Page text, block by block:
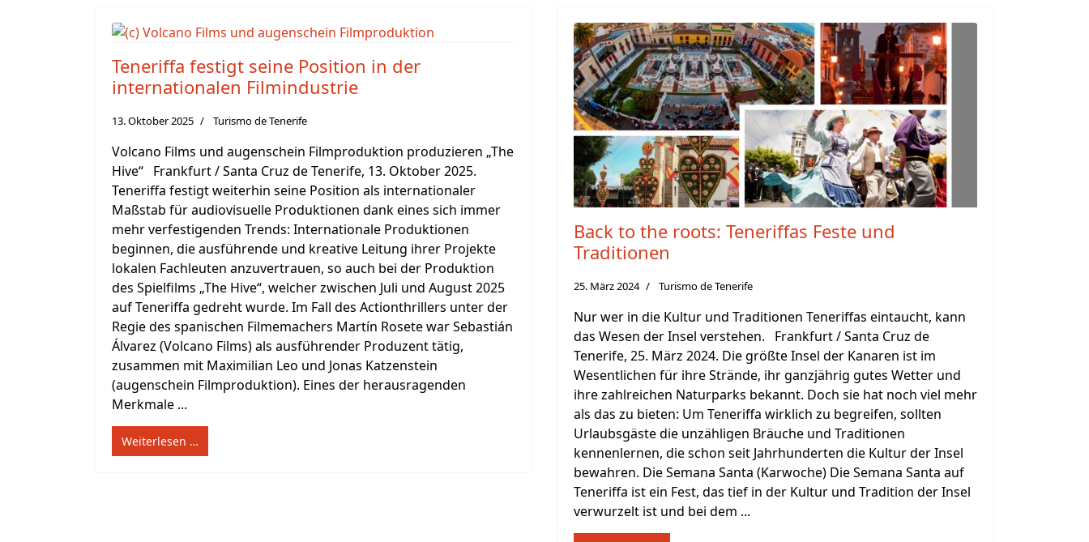
Teneriffa festigt seine Position in der
internationalen Filmindustrie
13. Oktober 2025 Turismo de Tenerife
Volcano Films und augenschein Filmproduktion produzieren „The
Hive“ Frankfurt / Santa Cruz de Tenerife, 13. Oktober 2025.
Teneriffa festigt weiterhin seine Position als internationaler
Maßstab für audiovisuelle Produktionen dank eines sich immer
mehr verfestigenden Trends: Internationale Produktionen
beginnen, die ausführende und kreative Leitung ihrer Projekte
lokalen Fachleuten anzuvertrauen, so auch bei der Produktion
des Spielfilms „The Hive“, welcher zwischen Juli und August 2025
auf Teneriffa gedreht wurde. Im Fall des Actionthrillers unter der
Regie des spanischen Filmemachers Martín Rosete war Sebastián
Álvarez (Volcano Films) als ausführender Produzent tätig,
zusammen mit Maximilian Leo und Jonas Katzenstein
(augenschein Filmproduktion). Eines der herausragenden
Merkmale ...
Weiterlesen …
Back to the roots: Teneriffas Feste und
Traditionen
25. März 2024 Turismo de Tenerife
Nur wer in die Kultur und Traditionen Teneriffas eintaucht, kann
das Wesen der Insel verstehen. Frankfurt / Santa Cruz de
Tenerife, 25. März 2024. Die größte Insel der Kanaren ist im
Wesentlichen für ihre Strände, ihr ganzjährig gutes Wetter und
ihre zahlreichen Naturparks bekannt. Doch sie hat noch viel mehr
als das zu bieten: Um Teneriffa wirklich zu begreifen, sollten
Urlaubsgäste die unzähligen Bräuche und Traditionen
kennenlernen, die schon seit Jahrhunderten die Kultur der Insel
bewahren. Die Semana Santa (Karwoche) Die Semana Santa auf
Teneriffa ist ein Fest, das tief in der Kultur und Tradition der Insel
verwurzelt ist und bei dem ...